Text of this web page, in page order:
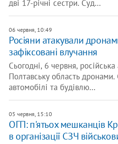
дві 17-річні сестри. Суд…
06 червня, 10:49
Росіяни атакували
зафіксовані влучання
Сьогодні, 6 червня,
Полтавську область
автомобілі та будівлю…
05 червня, 15:10
ОГП: п'ятьох мешканців
в організації СЗЧ